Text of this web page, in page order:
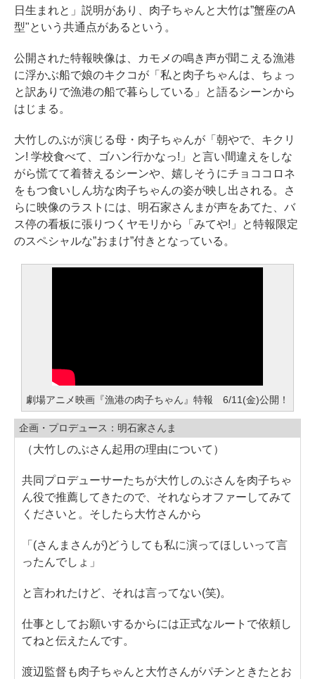
日生まれと」説明があり、肉子ちゃんと大竹は”蟹座のA
型"という共通点があるという。
公開された特報映像は、カモメの鳴き声が聞こえる漁港
に浮かぶ船で娘のキクコが「私と肉子ちゃんは、ちょっ
と訳ありで漁港の船で暮らしている」と語るシーンから
はじまる。
大竹しのぶが演じる母・肉子ちゃんが「朝やで、キクリ
ン! 学校食べて、ゴハン行かなっ!」と言い間違えをしな
がら慌てて着替えるシーンや、嬉しそうにチョココロネ
をもつ食いしん坊な肉子ちゃんの姿が映し出される。さ
らに映像のラストには、明石家さんまが声をあてた、バ
ス停の看板に張りつくヤモリから「みてや!」と特報限定
のスペシャルな”おまけ”付きとなっている。
劇場アニメ映画『漁港の肉子ちゃん』特報 6/11(金)公開！
企画・プロデュース：明石家さんま
（大竹しのぶさん起用の理由について）
共同プロデューサーたちが大竹しのぶさんを肉子ちゃ
ん役で推薦してきたので、それならオファーしてみて
くださいと。そしたら大竹さんから
「(さんまさんが)どうしても私に演ってほしいって言
ったんでしょ」
と言われたけど、それは言ってない(笑)。
仕事としてお願いするからには正式なルートで依頼し
てねと伝えたんです。
渡辺監督も肉子ちゃんと大竹さんがパチンときたとお